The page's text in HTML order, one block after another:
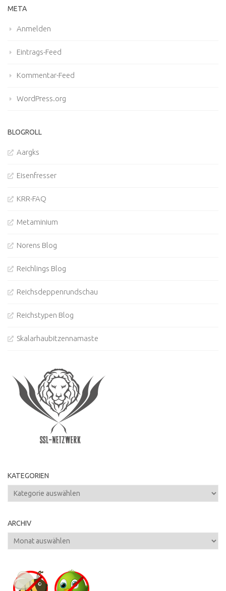
META
Anmelden
Eintrags-Feed
Kommentar-Feed
WordPress.org
BLOGROLL
Aargks
Eisenfresser
KRR-FAQ
Metaminium
Norens Blog
Reichlings Blog
Reichsdeppenrundschau
Reichstypen Blog
Skalarhaubitzennamaste
KATEGORIEN
Kategorien
ARCHIV
Archiv